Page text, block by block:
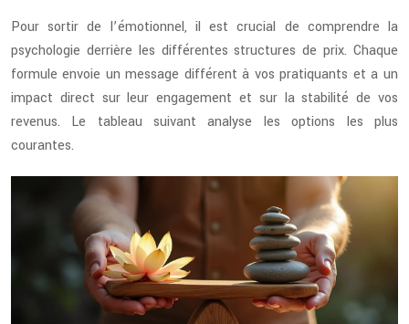
Pour sortir de l’émotionnel, il est crucial de comprendre la
psychologie derrière les différentes structures de prix. Chaque
formule envoie un message différent à vos pratiquants et a un
impact direct sur leur engagement et sur la stabilité de vos
revenus. Le tableau suivant analyse les options les plus
courantes.